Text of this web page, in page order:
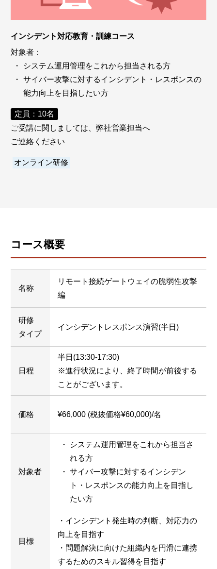
インシデント対応教育・訓練コース
対象者：
システム運用管理をこれから担当される方
サイバー攻撃に対するインシデント・レスポンスの
能力向上を目指したい方
定員：10名
ご受講に関しましては、弊社営業担当へ
ご連絡ください
オンライン研修
コース概要
名称
リモート接続ゲートウェイの脆弱性攻撃
編
研修
タイプ
インシデントレスポンス演習(半日)
日程
半日(13:30-17:30)
※進行状況により、終了時間が前後する
ことがございます。
価格 ¥66,000 (税抜価格¥60,000)/名
対象者
システム運用管理をこれから担当さ
れる方
サイバー攻撃に対するインシデン
ト・レスポンスの能力向上を目指し
たい方
目標
・インシデント発生時の判断、対応力の
向上を目指す
・問題解決に向けた組織内を円滑に連携
するためのスキル習得を目指す